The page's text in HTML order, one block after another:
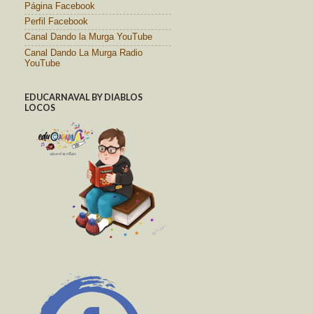
Página Facebook
Perfil Facebook
Canal Dando la Murga YouTube
Canal Dando La Murga Radio
YouTube
EDUCARNAVAL BY DIABLOS
LOCOS